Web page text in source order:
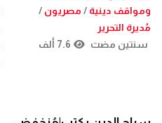
ومواقف دينية / مصريون /
مُديرة التحرير
سنتين مضت
7.6 ألف